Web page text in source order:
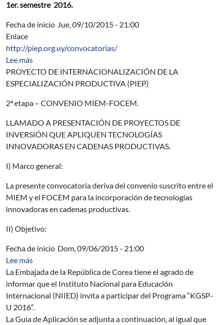
1er. semestre 2016.
Fecha de inicio Jue, 09/10/2015 - 21:00
Enlace
http://piep.org.uy/convocatorias/
Lee más
PROYECTO DE INTERNACIONALIZACIÓN DE LA
ESPECIALIZACIÓN PRODUCTIVA (PIEP)
2ª etapa – CONVENIO MIEM-FOCEM.
LLAMADO A PRESENTACIÓN DE PROYECTOS DE
INVERSIÓN QUE APLIQUEN TECNOLOGÍAS
INNOVADORAS EN CADENAS PRODUCTIVAS.
I) Marco general:
La presente convocatoria deriva del convenio suscrito entre el
MIEM y el FOCEM para la incorporación de tecnologías
innovadoras en cadenas productivas.
II) Objetivo:
Fecha de inicio Dom, 09/06/2015 - 21:00
Lee más
La Embajada de la República de Corea tiene el agrado de
informar que el Instituto Nacional para Educación
Internacional (NIIED) invita a participar del Programa “KGSP-
U 2016”.
La Guía de Aplicación se adjunta a continuación, al igual que